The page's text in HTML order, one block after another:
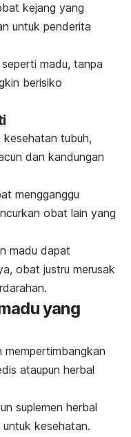
kejang yang
untuk penderita
madu, tanpa
berisiko
kesehatan tubuh,
dan kandungan
mengganggu
obat lain yang
madu dapat
obat justru merusak
yang
mempertimbangkan
ataupun herbal
suplemen herbal
kesehatan.